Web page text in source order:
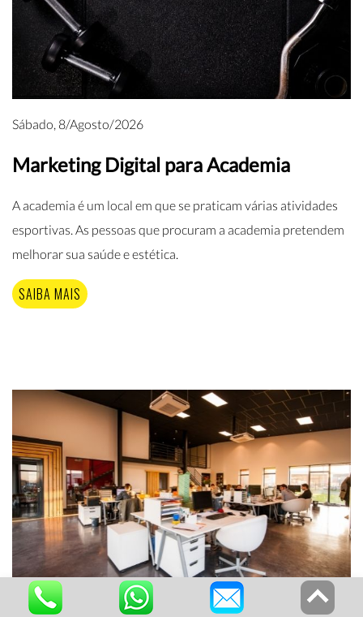
Sábado, 8/Agosto/2026
Marketing Digital para Academia
A academia é um local em que se praticam várias atividades
esportivas. As pessoas que procuram a academia pretendem
melhorar sua saúde e estética.
SAIBA MAIS
Sábado, 8/Agosto/2026